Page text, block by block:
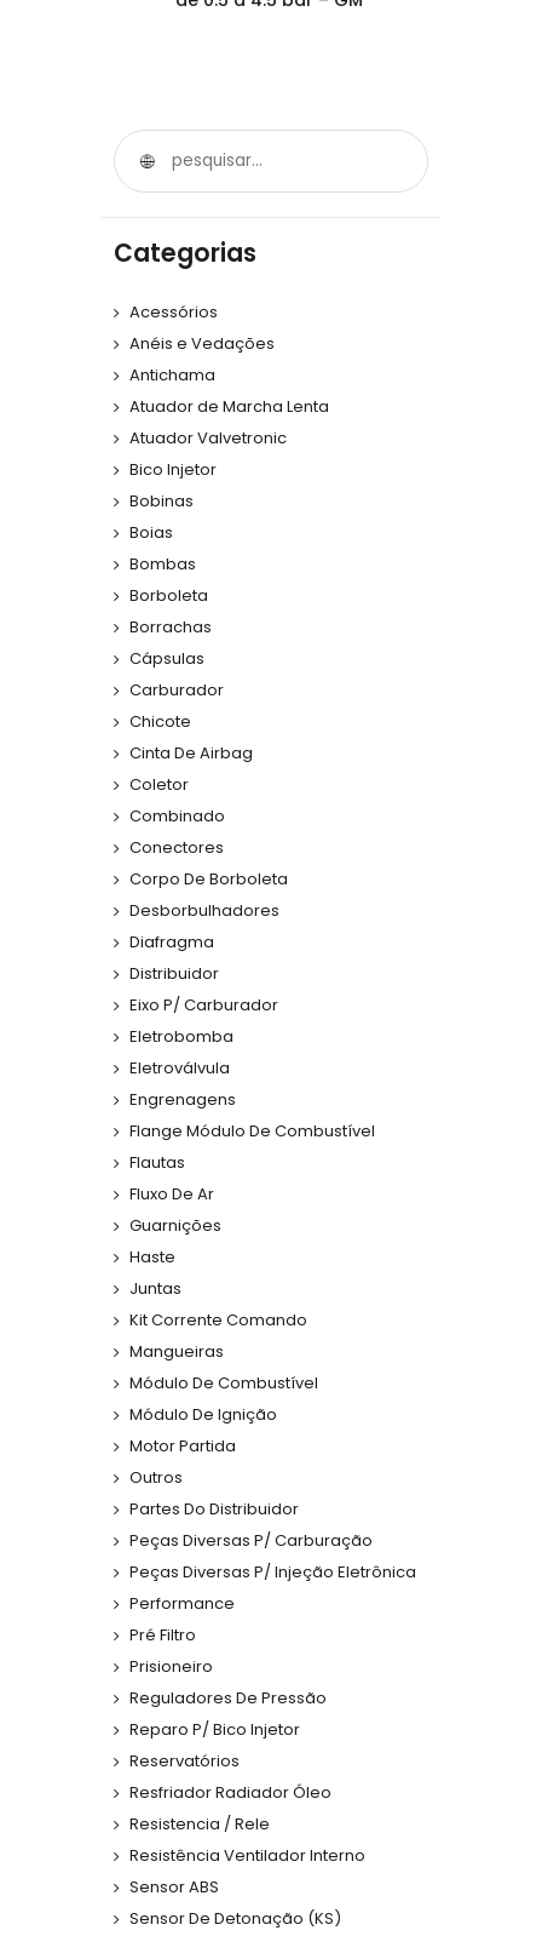
Categorias
Acessórios
Anéis e Vedações
Antichama
Atuador de Marcha Lenta
Atuador Valvetronic
Bico Injetor
Bobinas
Boias
Bombas
Borboleta
Borrachas
Cápsulas
Carburador
Chicote
Cinta De Airbag
Coletor
Combinado
Conectores
Corpo De Borboleta
Desborbulhadores
Diafragma
Distribuidor
Eixo P/ Carburador
Eletrobomba
Eletroválvula
Engrenagens
Flange Módulo De Combustível
Flautas
Fluxo De Ar
Guarnições
Haste
Juntas
Kit Corrente Comando
Mangueiras
Módulo De Combustível
Módulo De Ignição
Motor Partida
Outros
Partes Do Distribuidor
Peças Diversas P/ Carburação
Peças Diversas P/ Injeção Eletrônica
Performance
Pré Filtro
Prisioneiro
Reguladores De Pressão
Reparo P/ Bico Injetor
Reservatórios
Resfriador Radiador Óleo
Resistencia / Rele
Resistência Ventilador Interno
Sensor ABS
Sensor De Detonação (KS)